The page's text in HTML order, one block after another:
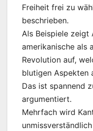
Freiheit frei zu
beschrieben.
Als Beispiele zeigt
amerikanische als
Revolution auf,
blutigen Aspekten
Das ist spannend
argumentiert.
Mehrfach wird